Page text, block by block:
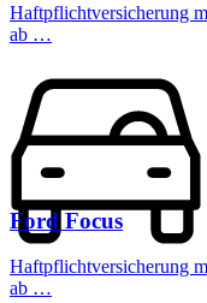
Haftpflichtversicherung
ab …
Ford Focus
Haftpflichtversicherung
ab …